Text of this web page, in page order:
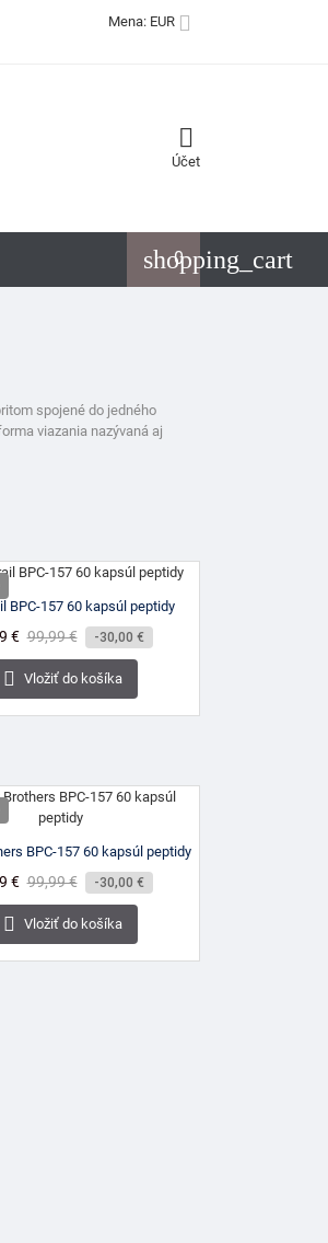
Mena: EUR 

Účet
shopping_cart
0
spojené do jedného
viazania nazývaná aj
BPC-157 60 kapsúl peptidy
€ Bežná
cena
99,99 € -30,00 €
 Vložiť do košíka
BPC-157 60 kapsúl peptidy
€ Bežná
cena
99,99 € -30,00 €
 Vložiť do košíka